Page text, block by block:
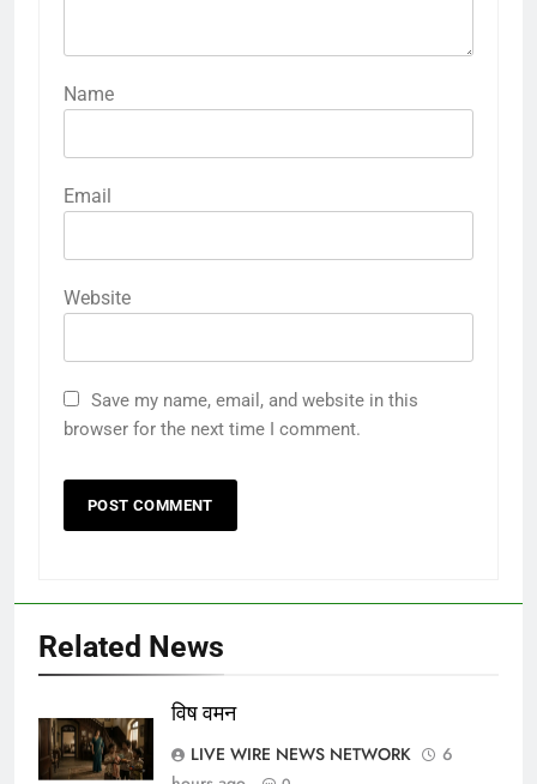
Name
Email
Website
Save my name, email, and website in this
browser for the next time I comment.
Related News
विष वमन
LIVE WIRE NEWS NETWORK
6